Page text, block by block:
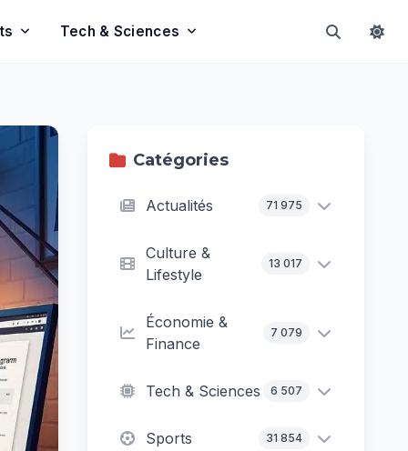
Tech & Sciences
Catégories
Actualités 71 975
Culture &
Lifestyle
13 017
Économie &
Finance
7 079
Tech & Sciences 6 507
Sports 31 854